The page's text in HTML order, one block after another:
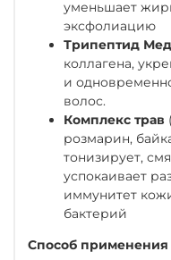
уменьшает
эксфолиацию
Трипептид
коллагена,
и
волос.
Комплекс трав
розмарин,
тонизирует,
успокаивает
иммунитет
бактерий
Способ применения